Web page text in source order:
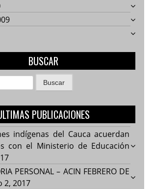
BUSCAR
PUBLICACIONES
indígenas del Cauca acuerdan
con el Ministerio de Educación
PERSONAL – ACIN FEBRERO DE
2, 2017